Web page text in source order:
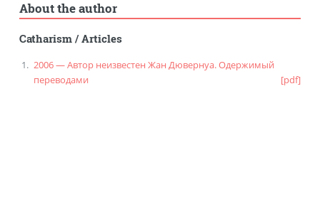
About the author
Catharism/Articles
2006 — Автор неизвестен Жан Дювернуа. Одержимый
переводами
[pdf]